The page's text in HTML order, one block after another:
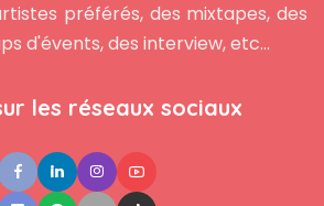
préférés, des mixtapes, des
d'évents, des interview, etc...
les réseaux sociaux